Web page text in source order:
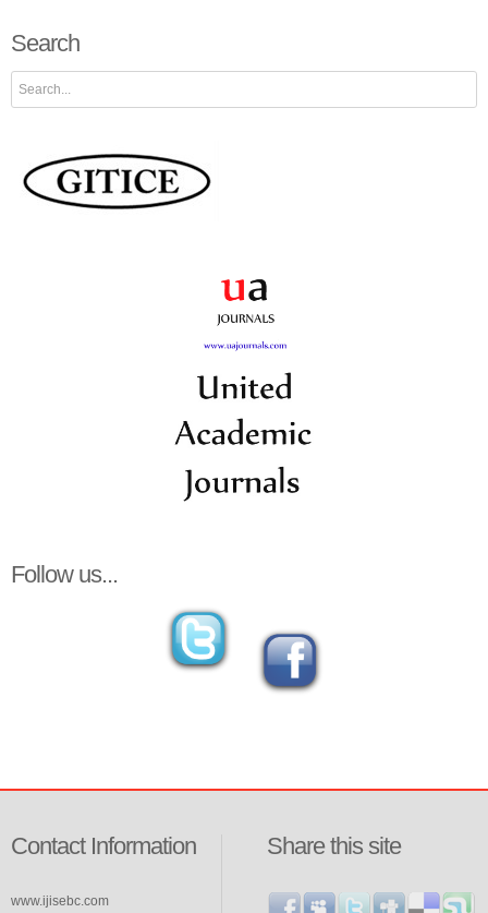
Search
Search
Follow us...
Share this site
Contact Information
www.ijisebc.com